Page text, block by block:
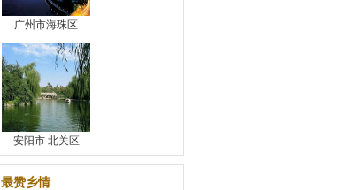
广州市海珠区
安阳市 北关区
最赞乡情